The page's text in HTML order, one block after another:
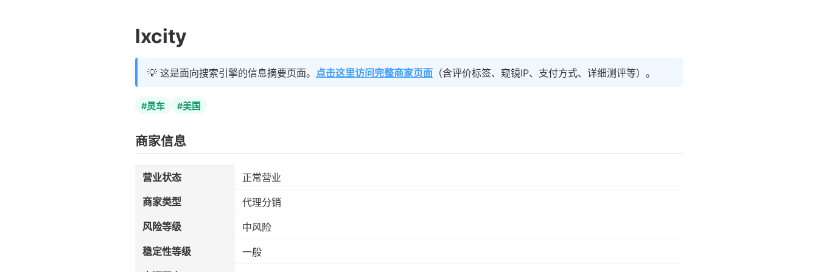
lxcity
💡 这是面向搜索引擎的信息摘要页面。 点击这里访问完整商家页面 （含评价标签、窥镜IP、支付方式、详细测评等）。
#灵车 #美国
商家信息
营业状态
正常营业
商家类型
代理分销
风险等级
中风险
稳定性等级
一般